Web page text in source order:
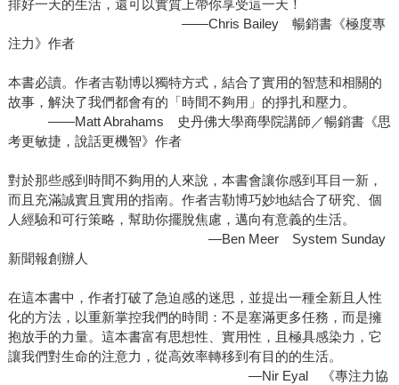
排好一天的生活，還可以實質上帶你享受這一天！
——Chris Bailey 暢銷書《極度專
注力》作者
本書必讀。作者吉勒博以獨特方式，結合了實用的智慧和相關的
故事，解決了我們都會有的「時間不夠用」的掙扎和壓力。
——Matt Abrahams 史丹佛大學商學院講師／暢銷書《思
考更敏捷，說話更機智》作者
對於那些感到時間不夠用的人來說，本書會讓你感到耳目一新，
而且充滿誠實且實用的指南。作者吉勒博巧妙地結合了研究、個
人經驗和可行策略，幫助你擺脫焦慮，邁向有意義的生活。
—Ben Meer System Sunday
新聞報創辦人
在這本書中，作者打破了急迫感的迷思，並提出一種全新且人性
化的方法，以重新掌控我們的時間：不是塞滿更多任務，而是擁
抱放手的力量。這本書富有思想性、實用性，且極具感染力，它
讓我們對生命的注意力，從高效率轉移到有目的的生活。
—Nir Eyal 《專注力協